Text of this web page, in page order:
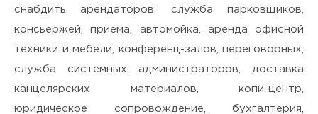
снабдить арендаторов: служба парковщиков,
консьержей, приема, автомойка, аренда офисной
техники и мебели, конференц-залов, переговорных,
служба системных администраторов, доставка
канцелярских материалов, копи-центр,
юридическое сопровождение, бухгалтерия,